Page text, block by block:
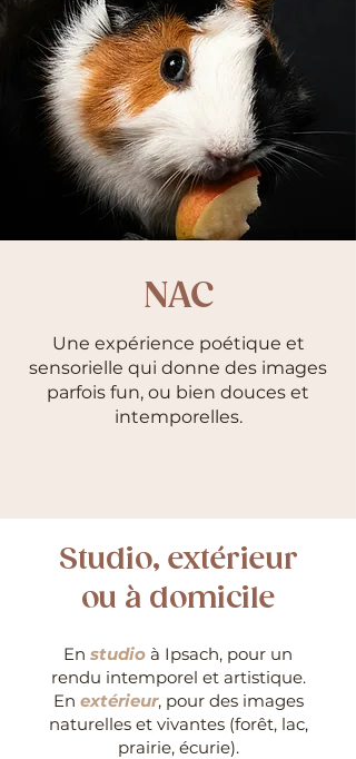
NAC
Une expérience poétique et
sensorielle qui donne des images
parfois fun, ou bien douces et
intemporelles.
Studio, extérieur
ou à domicile​
En studio à Ipsach, pour un
rendu intemporel et artistique.
En extérieur, pour des images
naturelles et vivantes (forêt, lac,
prairie, écurie).